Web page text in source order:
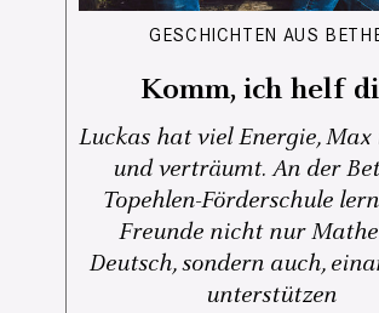
GESCHICHTEN AUS
Komm, ich helf
Luckas hat viel Energie,
und verträumt. An der
Topehlen-Förderschule
Freunde nicht nur
Deutsch, sondern auch,
unterstützen